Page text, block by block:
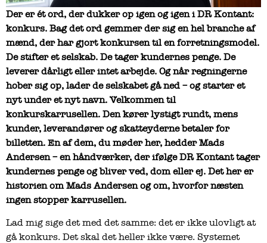
Der er ét ord, der dukker op igen og igen i DR Kontant:
konkurs. Bag det ord gemmer der sig en hel branche af
mænd, der har gjort konkursen til en forretningsmodel.
De stifter et selskab. De tager kundernes penge. De
leverer dårligt eller intet arbejde. Og når regningerne
hober sig op, lader de selskabet gå ned – og starter et
nyt under et nyt navn. Velkommen til
konkurskarrusellen. Den kører lystigt rundt, mens
kunder, leverandører og skatteyderne betaler for
billetten. En af dem, du møder her, hedder Mads
Andersen – en håndværker, der ifølge DR Kontant tager
kundernes penge og bliver ved, dom eller ej. Det her er
historien om Mads Andersen og om, hvorfor næsten
ingen stopper karrusellen.
Lad mig sige det med det samme: det er ikke ulovligt at
gå konkurs. Det skal det heller ikke være. Systemet